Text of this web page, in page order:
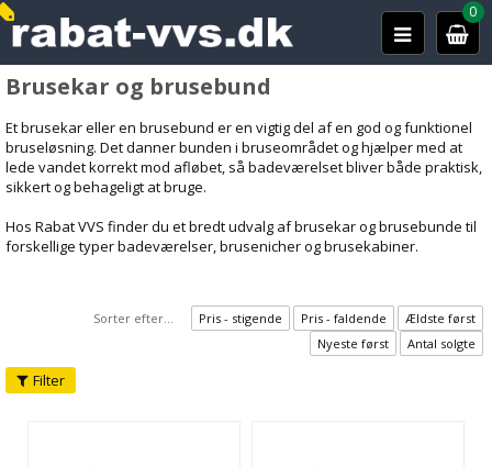
0
Brusekar og brusebund
Et brusekar eller en brusebund er en vigtig del af en god og funktionel
bruseløsning. Det danner bunden i bruseområdet og hjælper med at
lede vandet korrekt mod afløbet, så badeværelset bliver både praktisk,
sikkert og behageligt at bruge.
Hos Rabat VVS finder du et bredt udvalg af brusekar og brusebunde til
forskellige typer badeværelser, brusenicher og brusekabiner.
Sorter efter... Pris - stigende Pris - faldende
Ældste først
Nyeste først
Antal solgte
Filter